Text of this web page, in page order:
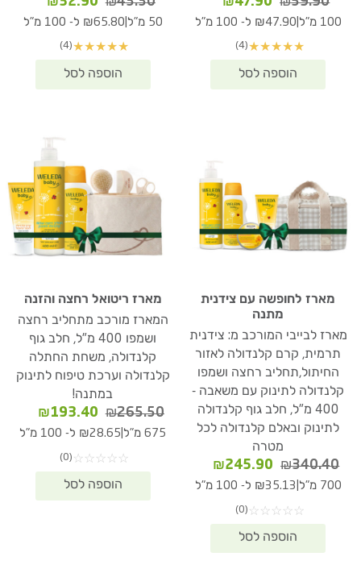
המקורי
₪59.90.
הנוכחי
100 מ"ל ₪47.90 ל- 100 מ"ל
★
★
★
★
★
(4)
המקורי
₪43.30.
הנוכחי
50 מ"ל ₪65.80 ל- 100 מ"ל
★
★
★
★
★
(4)
מארז לחופשה עם צידנית
מתנה
מארז לבייבי המורכב מ: צידנית
תרמית, קרם קלנדולה לאזור
החיתול,תחליב רחצה ושמפו
קלנדולה לתינוק עם משאבה -
400 מ"ל, חלב גוף קלנדולה
לתינוק ובאלם קלנדולה לכל
מטרה
₪340.40
המחיר
המקורי
₪340.40.
₪245.90
המחיר
הנוכחי
700 מ"ל ₪35.13 ל- 100 מ"ל
☆
☆
☆
☆
☆
(0)
מארז ריטואל רחצה והזנה
המארז מורכב מתחליב רחצה
ושמפו 400 מ"ל, חלב גוף
קלנדולה, משחת החתלה
קלנדולה וערכת טיפוח לתינוק
במתנה!
₪265.50
המחיר
המקורי
₪265.50.
₪193.40
הנוכחי
675 מ"ל ₪28.65 ל- 100 מ"ל
☆
☆
☆
☆
☆
(0)